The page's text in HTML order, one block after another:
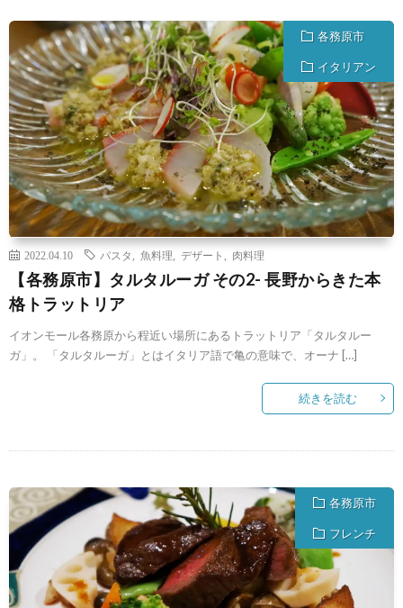
各務原市
イタリアン
2022.04.10 パスタ 魚料理 デザート 肉料理
【各務原市】タルタルーガ その2- 長野からきた本
格トラットリア
イオンモール各務原から程近い場所にあるトラットリア「タルタルー
ガ」。 「タルタルーガ」とはイタリア語で亀の意味で、オーナ […]
続きを読む
各務原市
フレンチ